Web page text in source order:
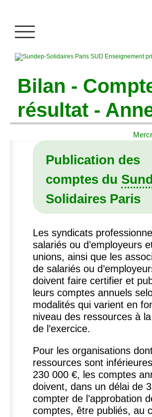
Bilan -
résultat -
Publication des
comptes du
Solidaires Paris
Les syndicats
salariés ou d’employeurs
unions, ainsi que les
de salariés ou
doivent faire certifier et
leurs comptes annuels
modalités qui varient en
niveau des ressources à
de l’exercice.
Pour les organisations
ressources sont
230 000 €, les comptes
doivent, dans un délai de
compter de l’approbation
comptes, être publiés, au